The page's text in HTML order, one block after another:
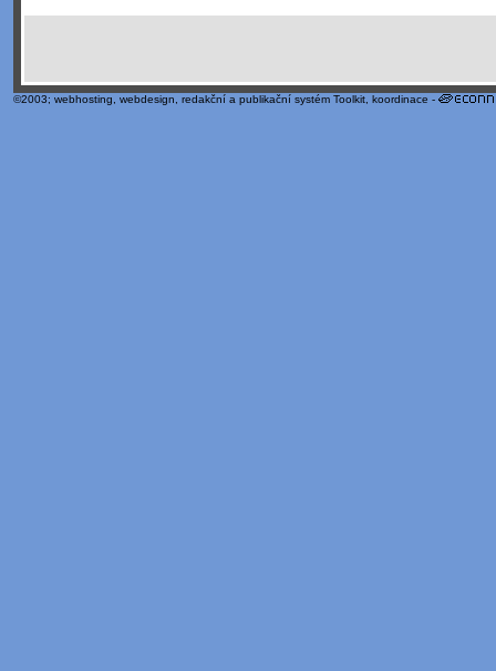
©2003; webhosting webdesign redakční a publikační systém Toolkit , koordinace -